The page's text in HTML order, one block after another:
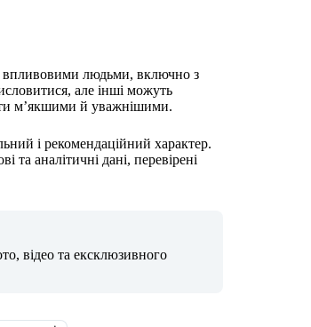
впливовими людьми, включно з
але інші можуть
м’якшими й уважнішими.
і рекомендаційний характер.
та аналітичні дані, перевірені
відео та ексклюзивного